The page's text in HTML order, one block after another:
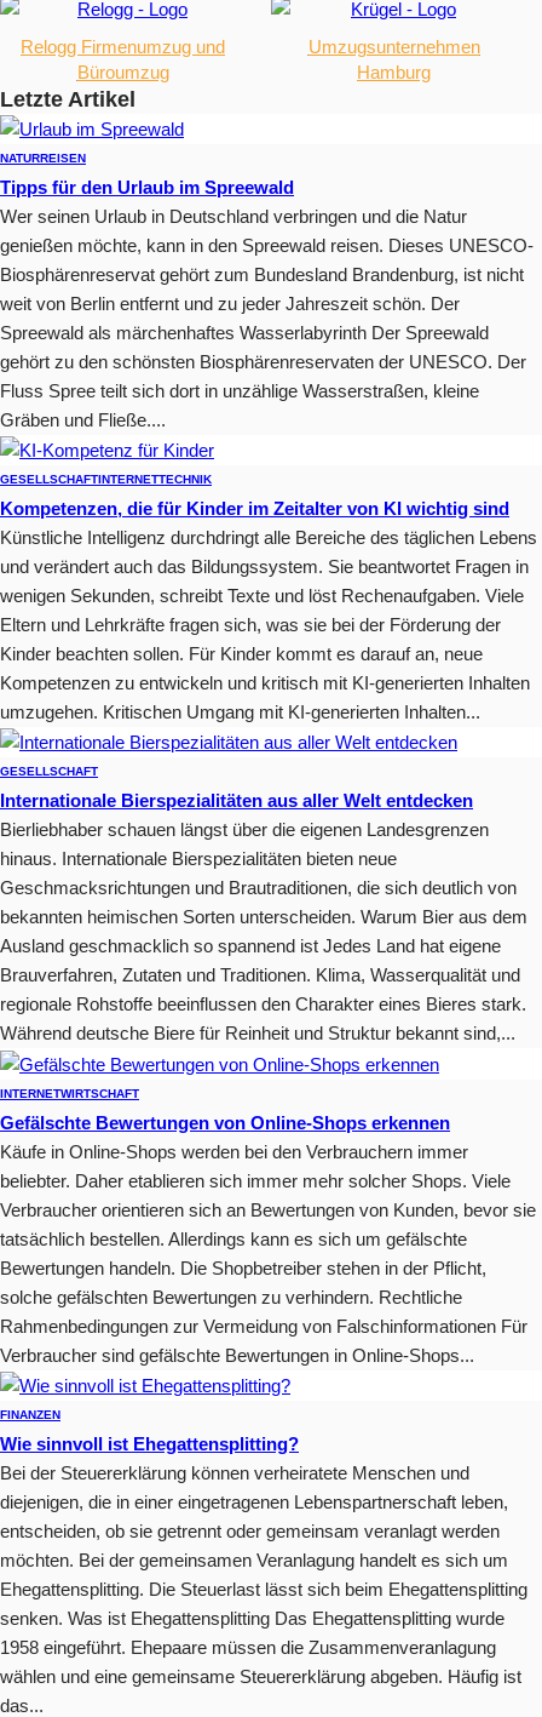
Relogg Firmenumzug und
Büroumzug
Umzugsunternehmen
Hamburg
Letzte Artikel
NATURREISEN
Tipps für den Urlaub im Spreewald
Wer seinen Urlaub in Deutschland verbringen und die Natur
genießen möchte, kann in den Spreewald reisen. Dieses UNESCO-
Biosphärenreservat gehört zum Bundesland Brandenburg, ist nicht
weit von Berlin entfernt und zu jeder Jahreszeit schön. Der
Spreewald als märchenhaftes Wasserlabyrinth Der Spreewald
gehört zu den schönsten Biosphärenreservaten der UNESCO. Der
Fluss Spree teilt sich dort in unzählige Wasserstraßen, kleine
Gräben und Fließe....
GESELLSCHAFT INTERNETTECHNIK
Kompetenzen, die für Kinder im Zeitalter von KI wichtig sind
Künstliche Intelligenz durchdringt alle Bereiche des täglichen Lebens
und verändert auch das Bildungssystem. Sie beantwortet Fragen in
wenigen Sekunden, schreibt Texte und löst Rechenaufgaben. Viele
Eltern und Lehrkräfte fragen sich, was sie bei der Förderung der
Kinder beachten sollen. Für Kinder kommt es darauf an, neue
Kompetenzen zu entwickeln und kritisch mit KI-generierten Inhalten
umzugehen. Kritischen Umgang mit KI-generierten Inhalten...
GESELLSCHAFT
Internationale Bierspezialitäten aus aller Welt entdecken
Bierliebhaber schauen längst über die eigenen Landesgrenzen
hinaus. Internationale Bierspezialitäten bieten neue
Geschmacksrichtungen und Brautraditionen, die sich deutlich von
bekannten heimischen Sorten unterscheiden. Warum Bier aus dem
Ausland geschmacklich so spannend ist Jedes Land hat eigene
Brauverfahren, Zutaten und Traditionen. Klima, Wasserqualität und
regionale Rohstoffe beeinflussen den Charakter eines Bieres stark.
Während deutsche Biere für Reinheit und Struktur bekannt sind,...
INTERNETWIRTSCHAFT
Gefälschte Bewertungen von Online-Shops erkennen
Käufe in Online-Shops werden bei den Verbrauchern immer
beliebter. Daher etablieren sich immer mehr solcher Shops. Viele
Verbraucher orientieren sich an Bewertungen von Kunden, bevor sie
tatsächlich bestellen. Allerdings kann es sich um gefälschte
Bewertungen handeln. Die Shopbetreiber stehen in der Pflicht,
solche gefälschten Bewertungen zu verhindern. Rechtliche
Rahmenbedingungen zur Vermeidung von Falschinformationen Für
Verbraucher sind gefälschte Bewertungen in Online-Shops...
FINANZEN
Wie sinnvoll ist Ehegattensplitting?
Bei der Steuererklärung können verheiratete Menschen und
diejenigen, die in einer eingetragenen Lebenspartnerschaft leben,
entscheiden, ob sie getrennt oder gemeinsam veranlagt werden
möchten. Bei der gemeinsamen Veranlagung handelt es sich um
Ehegattensplitting. Die Steuerlast lässt sich beim Ehegattensplitting
senken. Was ist Ehegattensplitting Das Ehegattensplitting wurde
1958 eingeführt. Ehepaare müssen die Zusammenveranlagung
wählen und eine gemeinsame Steuererklärung abgeben. Häufig ist
das...